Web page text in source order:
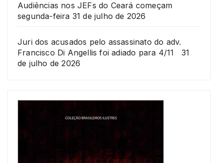
Audiências nos JEFs do Ceará começam
segunda-feira 31 de julho de 2026
Juri dos acusados pelo assassinato do adv.
Francisco Di Angellis foi adiado para 4/11
31
de julho de 2026